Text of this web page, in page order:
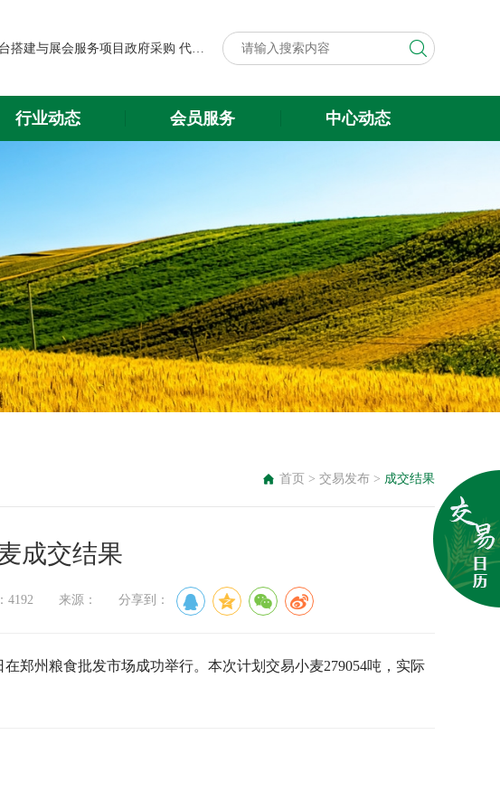
行业动态 会员服务 中心动态
首页 > 交易发布 > 成交结果
成交结果
：4192 来源： 分享到：
郑州粮食批发市场成功举行。本次计划交易小麦279054吨，实际